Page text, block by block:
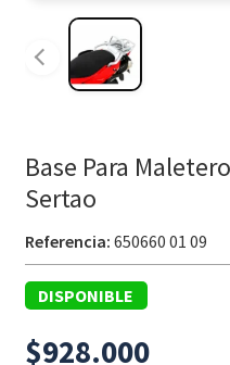
Base Para
Sertao
Referencia: 650660 01 09
DISPONIBLE
$928.000